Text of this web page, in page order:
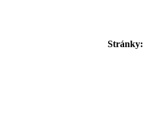
Stránky: